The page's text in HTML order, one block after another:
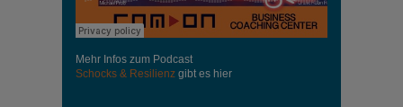
Mehr Infos zum Podcast
Schocks & Resilienz gibt es hier